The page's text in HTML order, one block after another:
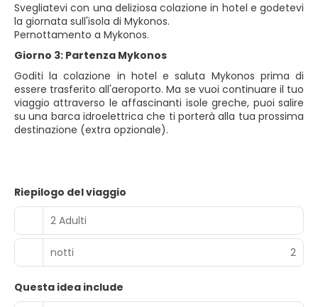
Svegliatevi con una deliziosa colazione in hotel e godetevi
la giornata sull'isola di Mykonos.
Pernottamento a Mykonos.
Giorno 3: Partenza Mykonos
Goditi la colazione in hotel e saluta Mykonos prima di
essere trasferito all'aeroporto. Ma se vuoi continuare il tuo
viaggio attraverso le affascinanti isole greche, puoi salire
su una barca idroelettrica che ti porterà alla tua prossima
destinazione (extra opzionale).
Riepilogo del viaggio
2 Adulti
notti 2
Questa idea include